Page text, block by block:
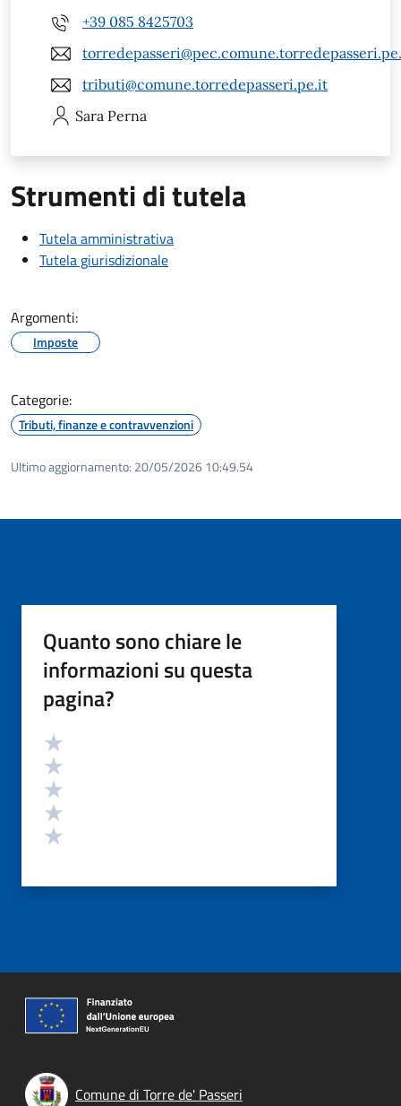
+39 085 8425703
tributi@comune.torredepasseri.pe.it
Sara Perna
Strumenti di tutela
Tutela amministrativa
Tutela giurisdizionale
Argomenti:
Imposte
Categorie:
Tributi, finanze e contravvenzioni
Ultimo aggiornamento: 20/05/2026 10:49.54
Quanto sono chiare le
informazioni su questa
pagina?
Valutazione
Comune di Torre de' Passeri